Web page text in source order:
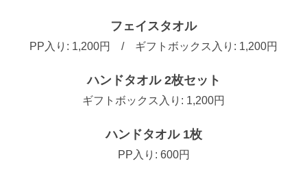
フェイスタオル
PP入り: 1,200円 / ギフトボックス入り: 1,200円
ハンドタオル 2枚セット
ギフトボックス入り: 1,200円
ハンドタオル 1枚
PP入り: 600円